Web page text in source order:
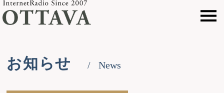
お知らせ News